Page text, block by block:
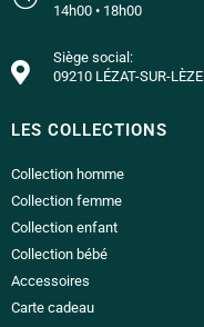
14h00 • 18h00
Siège social:
09210 LÉZAT-SUR-LÈZE
LES COLLECTIONS
Collection homme
Collection femme
Collection enfant
Collection bébé
Accessoires
Carte cadeau